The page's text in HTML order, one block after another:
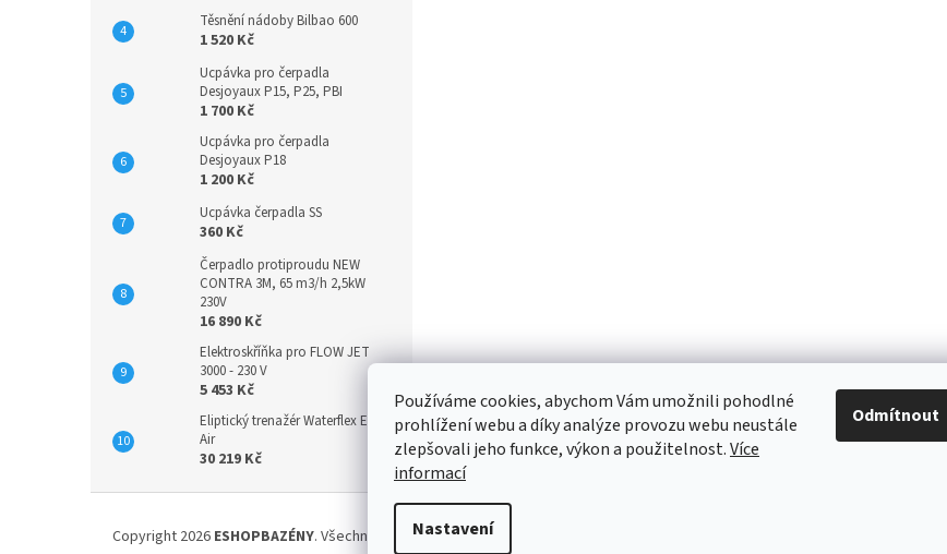
Používáme cookies, abychom Vám umožnili pohodlné
prohlížení webu a díky analýze provozu webu neustále
zlepšovali jeho funkce, výkon a použitelnost.Více
informací
Nastavení
Odmítnout
Těsnění nádoby Bilbao 600
1 520 Kč
Ucpávka pro čerpadla
Desjoyaux P15, P25, PBI
1 700 Kč
Ucpávka pro čerpadla
Desjoyaux P18
1 200 Kč
Ucpávka čerpadla SS
360 Kč
Čerpadlo protiproudu NEW
CONTRA 3M, 65 m3/h 2,5kW
230V
16 890 Kč
Elektroskříňka pro FLOW JET
3000 - 230 V
5 453 Kč
Eliptický trenažér Waterflex Elly
Air
30 219 Kč
Copyright 2026 ESHOPBAZÉNY. Všechna práva vyhrazena.